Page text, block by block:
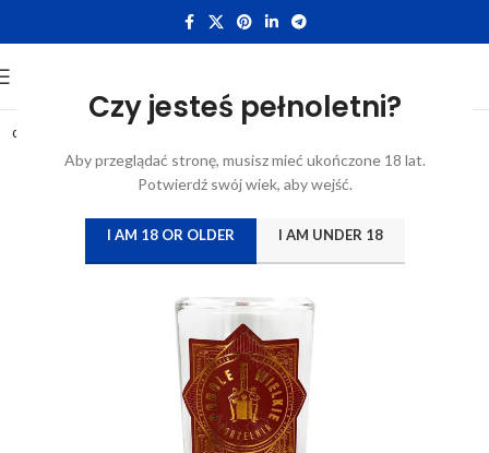
Czy jesteś pełnoletni?
Aby przeglądać stronę, musisz mieć ukończone 18 lat.
Potwierdź swój wiek, aby wejść.
I AM 18 OR OLDER I AM UNDER 18
0,7L